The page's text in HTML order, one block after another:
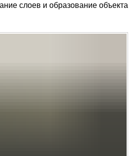
слоев и образование объекта